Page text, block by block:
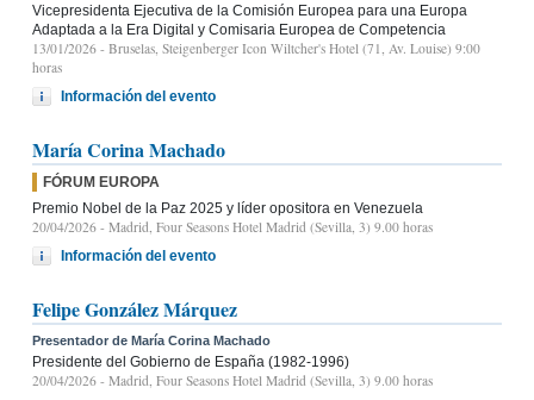
Vicepresidenta Ejecutiva de la Comisión Europea para una Europa
Adaptada a la Era Digital y Comisaria Europea de Competencia
13/01/2026 - Bruselas, Steigenberger Icon Wiltcher's Hotel (71, Av. Louise) 9:00
horas
Información del evento
María Corina Machado
FÓRUM EUROPA
Premio Nobel de la Paz 2025 y líder opositora en Venezuela
20/04/2026 - Madrid, Four Seasons Hotel Madrid (Sevilla, 3) 9.00 horas
Información del evento
Felipe González Márquez
Presentador de María Corina Machado
Presidente del Gobierno de España (1982-1996)
20/04/2026 - Madrid, Four Seasons Hotel Madrid (Sevilla, 3) 9.00 horas